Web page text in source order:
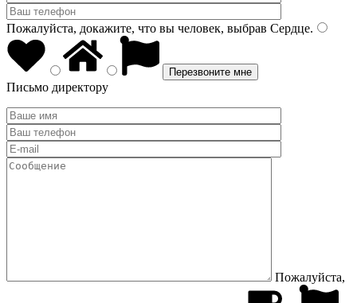
Пожалуйста, докажите, что вы человек, выбрав Сердце.
Письмо директору
Пожалуйста,